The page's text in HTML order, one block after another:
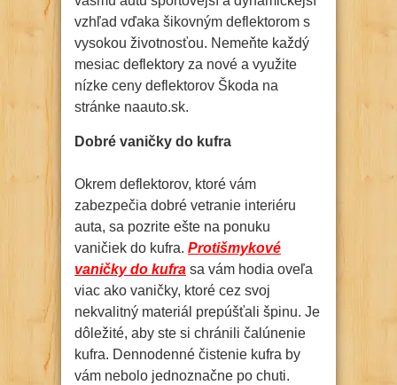
vzhľad vďaka šikovným deflektorom s
vysokou životnosťou. Nemeňte každý
mesiac deflektory za nové a využite
nízke ceny deflektorov Škoda na
stránke naauto.sk.
Dobré vaničky do kufra
Okrem deflektorov, ktoré vám
zabezpečia dobré vetranie interiéru
auta, sa pozrite ešte na ponuku
vaničiek do kufra. Protišmykové
vaničky do kufra sa vám hodia oveľa
viac ako vaničky, ktoré cez svoj
nekvalitný materiál prepúšťali špinu. Je
dôležité, aby ste si chránili čalúnenie
kufra. Dennodenné čistenie kufra by
vám nebolo jednoznačne po chuti.